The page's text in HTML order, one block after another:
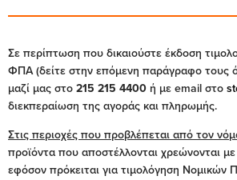
Σε περίπτωση που δικαιούστε έκδοση
ΦΠΑ (δείτε στην επόμενη παράγραφο τους
μαζί μας στο 215 215 4400 ή με email στο
διεκπεραίωση της αγοράς και πληρωμής.
Στις περιοχές που προβλέπεται από τον
προϊόντα που αποστέλλονται χρεώνονται
εφόσον πρόκειται για τιμολόγηση Νομικών